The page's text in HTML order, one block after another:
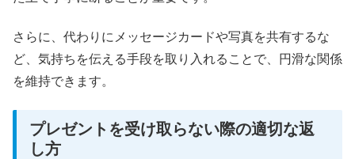
さらに、代わりにメッセージカードや写真を共有するな
ど、気持ちを伝える手段を取り入れることで、円滑な関係
を維持できます。
プレゼントを受け取らない際の適切な返
し方